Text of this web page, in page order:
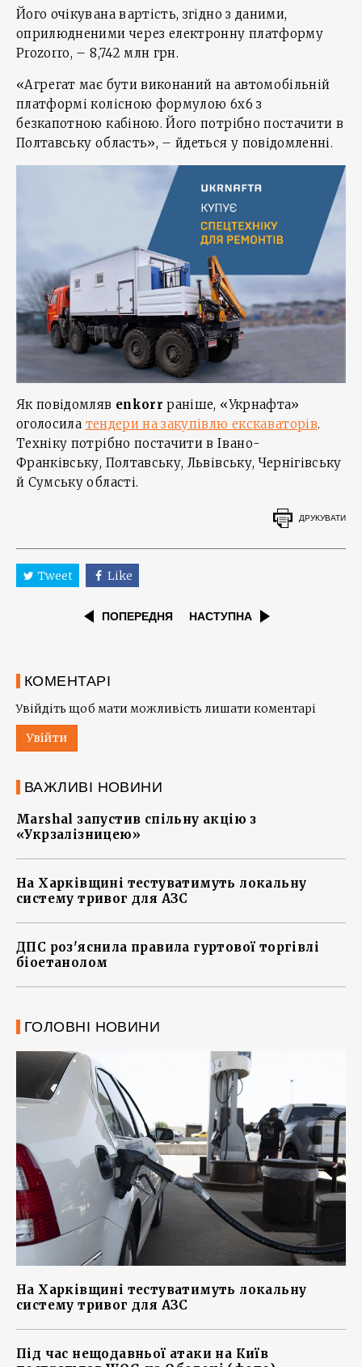
Його очікувана вартість, згідно з даними,
оприлюдненими через електронну платформу
Prozorro, – 8,742 млн грн.
«Агрегат має бути виконаний на автомобільній
платформі колісною формулою 6х6 з
безкапотною кабіною. Його потрібно постачити в
Полтавську область», – йдеться у повідомленні.
Як повідомляв enkorr раніше, «Укрнафта»
оголосила тендери на закупівлю екскаваторів.
Техніку потрібно постачити в Івано-
Франківську, Полтавську, Львівську, Чернігівську
й Сумську області.
ДРУКУВАТИ
Tweet Like
ПОПЕРЕДНЯ НАСТУПНА
КОМЕНТАРІ
Увійдіть щоб мати можливість лишати коментарі
Увійти
ВАЖЛИВІ НОВИНИ
Marshal запустив спільну акцію з
«Укрзалізницею»
На Харківщині тестуватимуть локальну
систему тривог для АЗС
ДПС роз'яснила правила гуртової торгівлі
біоетанолом
ГОЛОВНІ НОВИНИ
На Харківщині тестуватимуть локальну
систему тривог для АЗС
Під час нещодавньої атаки на Київ